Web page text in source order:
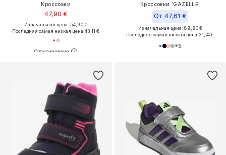
Кроссовки
47,90 €
Изначальная цена: 54,90 €
Последняя самая низкая цена:43,11 €
Кроссовки 'GAZELLE'
От 47,61 €
Изначальная цена: 89,90 €
Последняя самая низкая цена:31,74 €
+5